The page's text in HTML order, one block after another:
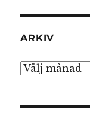
ARKIV
Arkiv